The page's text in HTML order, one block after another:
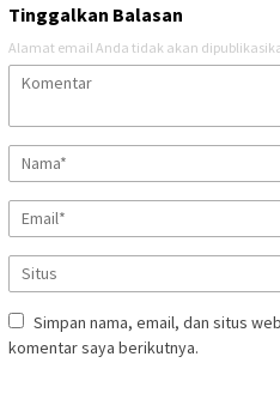
Tinggalkan Balasan
Alamat email Anda tidak akan
Simpan nama, email, dan situs
komentar saya berikutnya.